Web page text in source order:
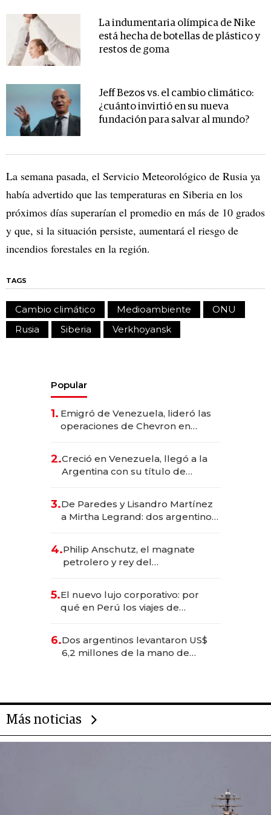
La indumentaria olímpica de Nike
está hecha de botellas de plástico y
restos de goma
Jeff Bezos vs. el cambio climático:
¿cuánto invirtió en su nueva
fundación para salvar al mundo?
La semana pasada, el Servicio Meteorológico de Rusia ya
había advertido que las temperaturas en Siberia en los
próximos días superarían el promedio en más de 10 grados
y que, si la situación persiste, aumentará el riesgo de
incendios forestales en la región.
TAGS
Cambio climático Medioambiente
ONU
Rusia
Siberia Verkhoyansk
Popular
1. Emigró de Venezuela, lideró las
operaciones de Chevron en
2.Creció en Venezuela, llegó a la
Argentina con su título de
las marcas "fast premium"
3.De Paredes y Lisandro Martínez
a Mirtha Legrand: dos argentinos
4.Philip Anschutz, el magnate
petrolero y rey del
Fénix
5.El nuevo lujo corporativo: por
qué en Perú los viajes de
para convertirse en experiencias
transformadoras
6.Dos argentinos levantaron US$
6,2 millones de la mano de
Más noticias